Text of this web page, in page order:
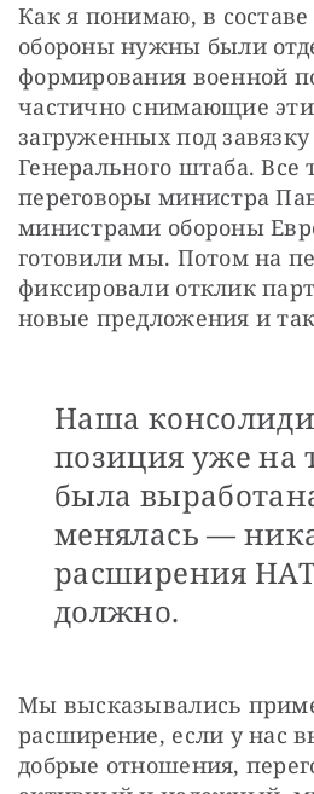
Как я понимаю, в
обороны нужны были
формирования военной
частично снимающие эти
загруженных под
Генерального штаба. Все
переговоры министра
министрами обороны
готовили мы. Потом на
фиксировали отклик
новые предложения и
Наша
позиция уже на
была
менялась —
расширения
должно.
Мы высказывались
расширение, если у нас
добрые отношения,